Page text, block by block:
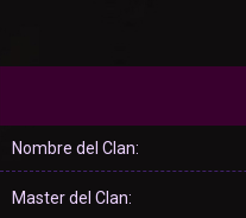
Nombre del Clan:
Master del Clan: